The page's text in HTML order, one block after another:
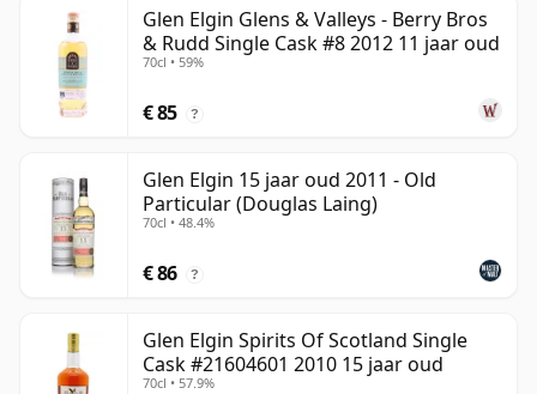
Glen Elgin Glens & Valleys - Berry Bros
& Rudd Single Cask #8 2012 11 jaar oud
70cl • 59%
€ 85 ?
Glen Elgin 15 jaar oud 2011 - Old
Particular (Douglas Laing)
70cl • 48.4%
€ 86 ?
Glen Elgin Spirits Of Scotland Single
Cask #21604601 2010 15 jaar oud
70cl • 57.9%